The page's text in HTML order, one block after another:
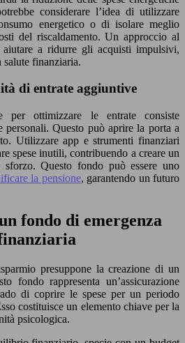
considerare l’idea di utilizzare
energetico o di isolare meglio
del riscaldamento. Un approccio al
aiutare a ridurre gli acquisti impulsivi,
finanziaria.
di entrate aggiuntive
per ottimizzare le entrate consiste
personali. Questo può aprire la porta a
Utilizzare app e strumenti finanziari
spese inutili, contribuendo a creare un
sforzo. Questo fondo può essere uno
la pensione, garantendo un futuro
fondo di emergenza
presuppone la creazione di un
fondo rappresenta un’assicurazione
di coprire le spese per un periodo
costituisce un elemento chiave per la
psicologica.